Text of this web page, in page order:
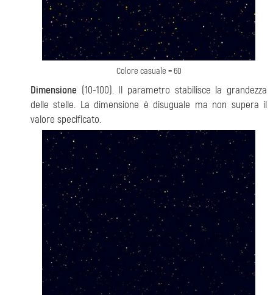
Colore casuale = 60
Dimensione (10-100). Il parametro stabilisce la grandezza
delle stelle. La dimensione è disuguale ma non supera il
valore specificato.